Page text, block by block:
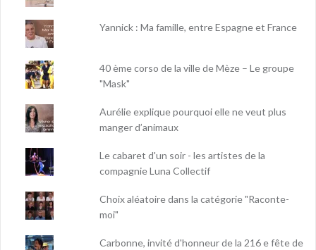
Yannick : Ma famille, entre Espagne et France
40 ème corso de la ville de Mèze – Le groupe
"Mask"
Aurélie explique pourquoi elle ne veut plus
manger d’animaux
Le cabaret d'un soir - les artistes de la
compagnie Luna Collectif
Choix aléatoire dans la catégorie "Raconte-
moi"
Carbonne, invité d'honneur de la 216 e fête de